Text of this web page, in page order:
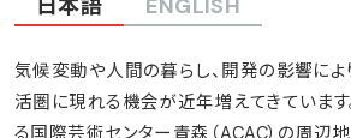
日本語 ENGLISH
気候変動や人間の暮らし、開発の影響に
活圏に現れる機会が近年増えてきていま
る国際芸術センター青森（ACAC）の周辺